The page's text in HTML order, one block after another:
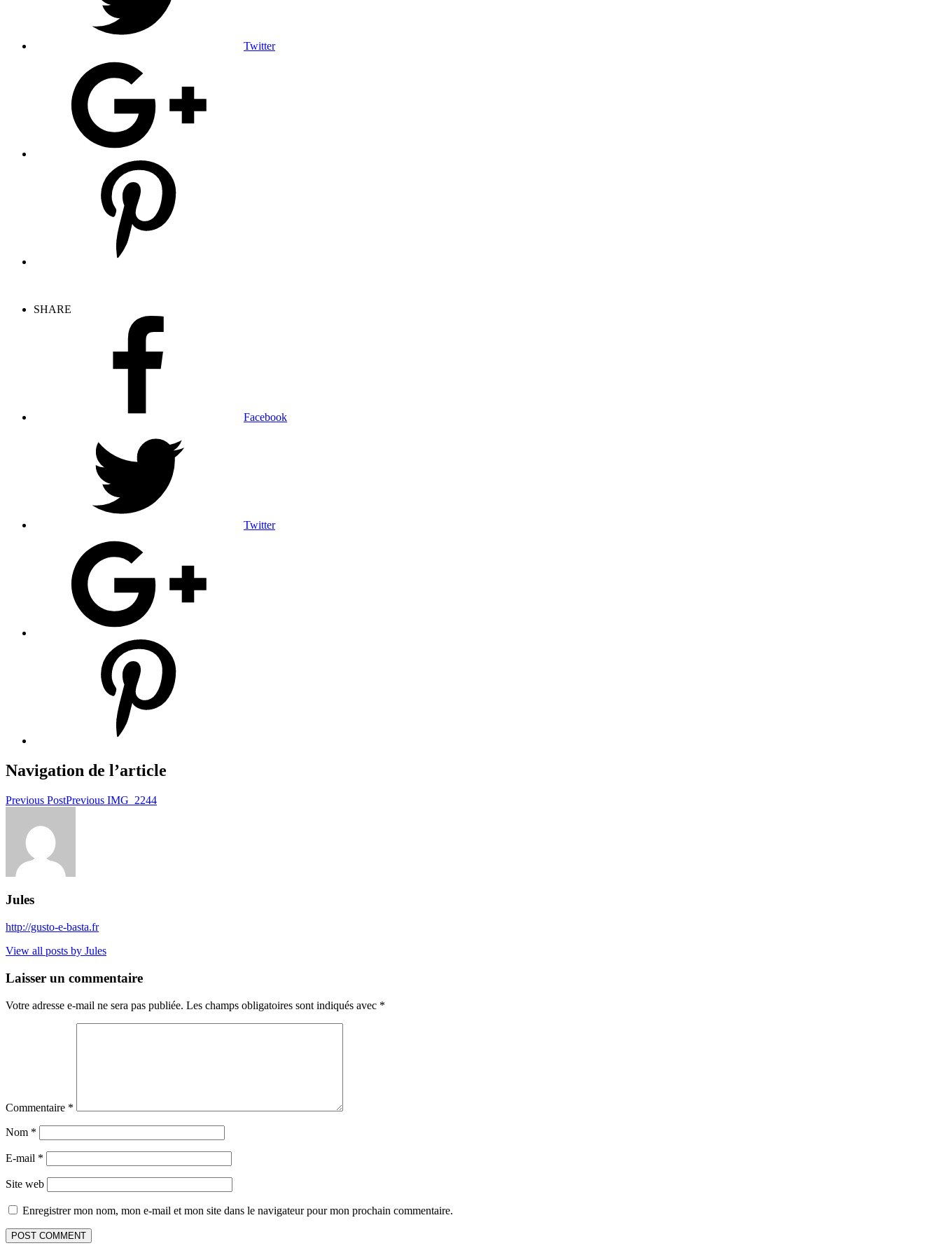
Twitter
SHARE
Facebook
Twitter
Navigation de l’article
Previous PostPrevious IMG_2244
Jules
http://gusto-e-basta.fr
View all posts by Jules
Laisser un commentaire
Votre adresse e-mail ne sera pas publiée. Les champs obligatoires sont indiqués avec *
Commentaire *
Nom *
E-mail *
Site web
Enregistrer mon nom, mon e-mail et mon site dans le navigateur pour mon prochain commentaire.